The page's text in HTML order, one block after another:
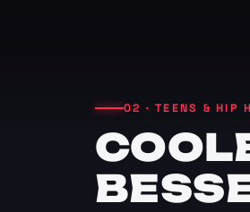
02 · TEENS & HIP